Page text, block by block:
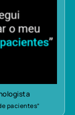
pacientes”